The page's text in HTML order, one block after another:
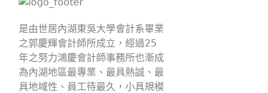
是由世居內湖東吳大學會計系畢業
之郭慶輝會計師所成立，經過25
年之努力鴻慶會計師事務所也漸成
為內湖地區最專業、最具熱誠、最
具地域性、員工待最久，小具規模